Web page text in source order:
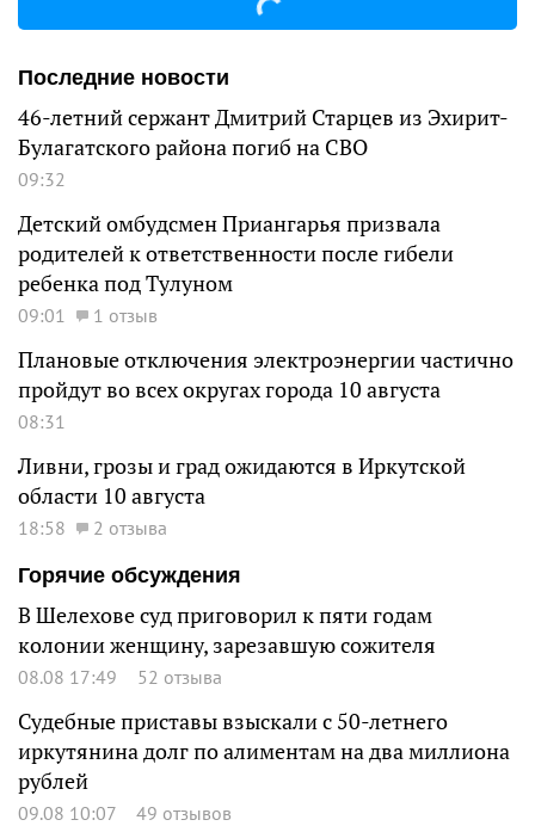
Последние новости
46-летний сержант Дмитрий Старцев из Эхирит-
Булагатского района погиб на СВО
09:32
Детский омбудсмен Приангарья призвала
родителей к ответственности после гибели
ребенка под Тулуном
09:01 1 отзыв
Плановые отключения электроэнергии частично
пройдут во всех округах города 10 августа
08:31
Ливни, грозы и град ожидаются в Иркутской
области 10 августа
18:58
2 отзыва
Горячие обсуждения
В Шелехове суд приговорил к пяти годам
колонии женщину, зарезавшую сожителя
08.08 17:49 52 отзыва
Судебные приставы взыскали с 50-летнего
иркутянина долг по алиментам на два миллиона
рублей
09.08 10:07 49 отзывов